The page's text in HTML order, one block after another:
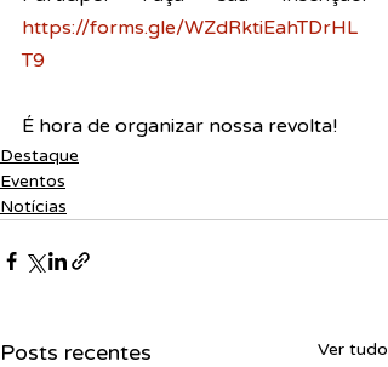
https://forms.gle/WZdRktiEahTDrHL
T9
É hora de organizar nossa revolta!
Destaque
Eventos
Notícias
Posts recentes Ver tudo